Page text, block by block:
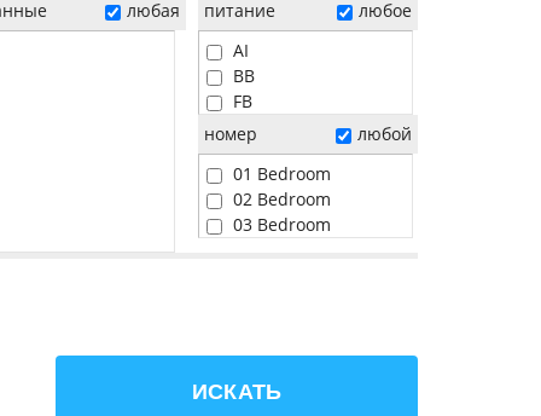
любая
питание
любое
AI
BB
FB
HB
номер
любой
01 Bedroom
02 Bedroom
03 Bedroom
Pool
Water
ИСКАТЬ